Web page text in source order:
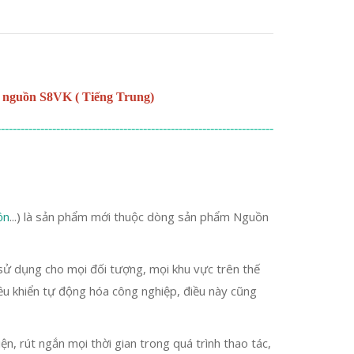
nguồn S8VK ( Tiếng Trung)
...) là sản phẩm mới thuộc dòng sản phẩm Nguồn
dụng cho mọi đối tượng, mọi khu vực trên thế
tự động hóa công nghiệp, điều này cũng
rút ngắn mọi thời gian trong quá trình thao tác,